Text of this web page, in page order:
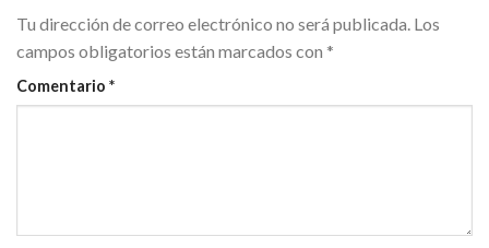
Tu dirección de correo electrónico no será publicada. Los
campos obligatorios están marcados con *
Comentario *